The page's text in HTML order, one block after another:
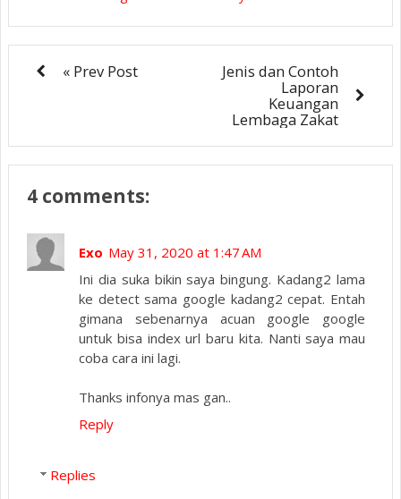
« Prev Post Jenis dan Contoh
Laporan
Keuangan
Lembaga Zakat
4 comments:
Exo May 31, 2020 at 1:47 AM
Ini dia suka bikin saya bingung. Kadang2 lama
ke detect sama google kadang2 cepat. Entah
gimana sebenarnya acuan google google
untuk bisa index url baru kita. Nanti saya mau
coba cara ini lagi.
Thanks infonya mas gan..
Reply
Replies